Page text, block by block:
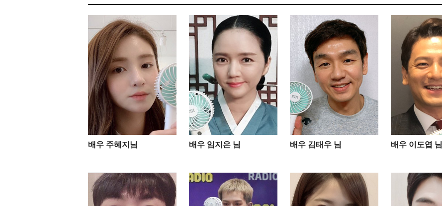
배우 주혜지님 배우 임지은 님 배우 김태우 님 배우 이도엽 님